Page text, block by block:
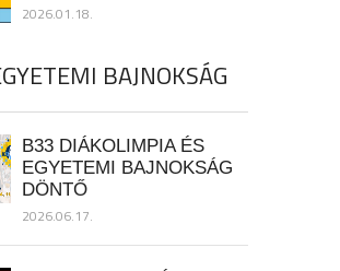
2026.01.18.
BAJNOKSÁG
B33 DIÁKOLIMPIA ÉS
EGYETEMI BAJNOKSÁG
DÖNTŐ
2026.06.17.